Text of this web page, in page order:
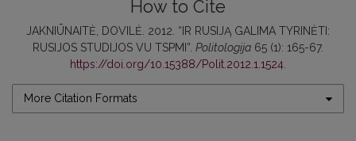
How to Cite
JAKNIŪNAITĖ, DOVILĖ. 2012. “IR RUSIJĄ GALIMA TYRINĖTI:
RUSIJOS STUDIJOS VU TSPMI”. Politologija 65 (1): 165-67.
https://doi.org/10.15388/Polit.2012.1.1524
More Citation Formats